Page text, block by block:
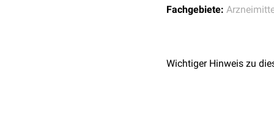
Fachgebiete:
Wichtiger Hinweis zu